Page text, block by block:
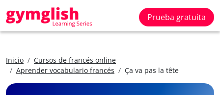
Prueba gratuita
Inicio
Cursos de francés online
Aprender vocabulario francés
Ça va pas la tête